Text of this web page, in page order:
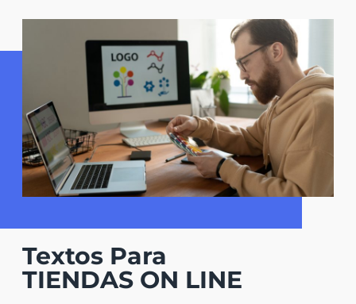
Textos Para
TIENDAS ON LINE